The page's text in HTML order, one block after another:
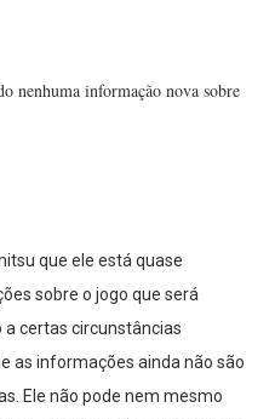
nenhuma informação nova sobre
que ele está quase
sobre o jogo que será
certas circunstâncias
as informações ainda não são
Ele não pode nem mesmo